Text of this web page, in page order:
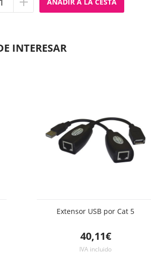
INTERESAR
Extensor USB por Cat 5
40,11€
IVA incluido